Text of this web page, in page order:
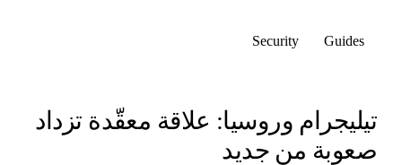
Guides
Security
وروسيا: علاقة معقّدة تزداد
من جديد